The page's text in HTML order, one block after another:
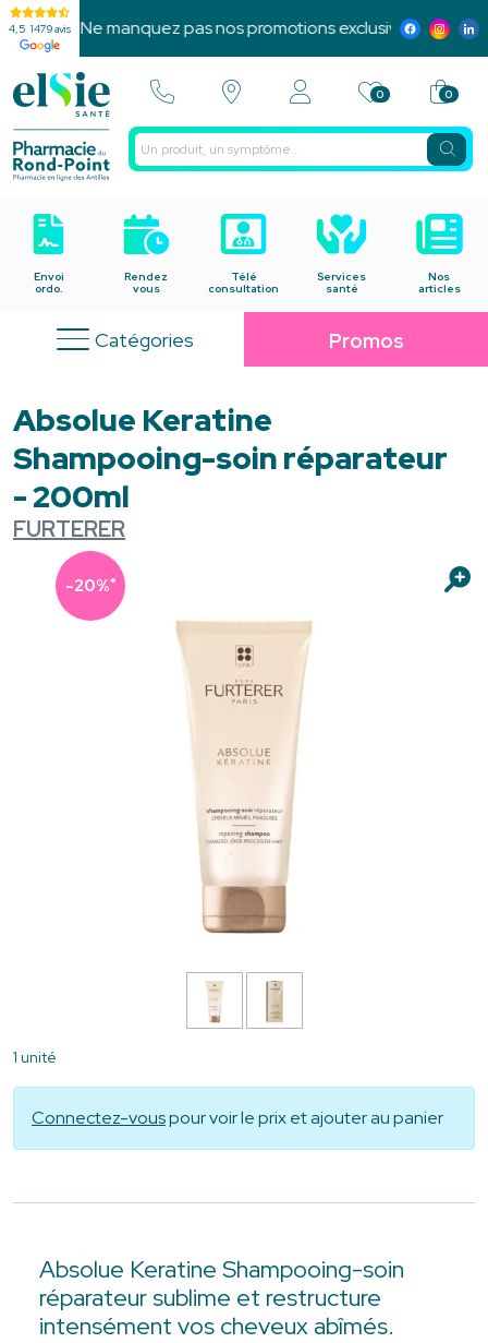
! Ne manquez pas nos promotions exclusives et notre
4,5 1479 avis
0 0
Envoi
ordo.
Rendez
vous
Télé
consultation
Services
santé
Nos
articles
Catégories Promos
Absolue Keratine
Shampooing-soin réparateur
- 200ml
FURTERER
-20%*
1 unité
Connectez-vouspour voir le prix et ajouter au panier
Absolue Keratine Shampooing-soin
réparateur sublime et restructure
intensément vos cheveux abîmés.